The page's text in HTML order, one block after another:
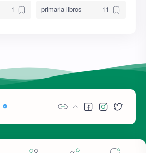
primaria-libros